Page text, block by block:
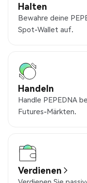
Halten
Bewahre deine
Spot-Wallet auf.
Handeln
Handle PEPEDNA
Futures-Märkten.
Verdienen